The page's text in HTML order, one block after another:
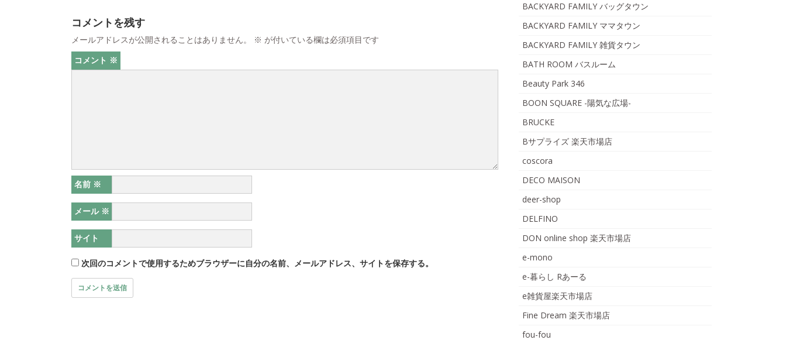
コメントを残す
メールアドレスが公開されることはありません。 ※ が付いている欄は必須項目です
コメント ※
名前 ※
メール ※
サイト
次回のコメントで使用するためブラウザーに自分の名前、メールアドレス、サイトを保存する。
BACKYARD FAMILY バッグタウン
BACKYARD FAMILY ママタウン
BACKYARD FAMILY 雑貨タウン
BATH ROOM バスルーム
Beauty Park 346
BOON SQUARE -陽気な広場-
BRUCKE
Bサプライズ 楽天市場店
coscora
DECO MAISON
deer-shop
DELFINO
DON online shop 楽天市場店
e-mono
e-暮らし Rあーる
e雑貨屋楽天市場店
Fine Dream 楽天市場店
fou-fou